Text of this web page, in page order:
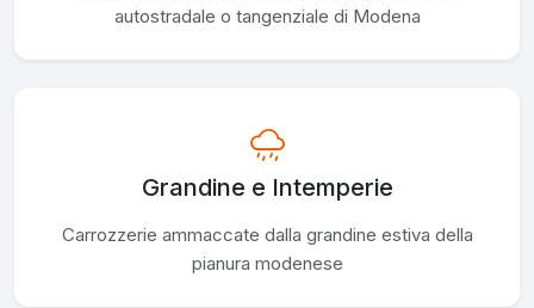
autostradale o tangenziale di Modena
Grandine e Intemperie
Carrozzerie ammaccate dalla grandine estiva della
pianura modenese